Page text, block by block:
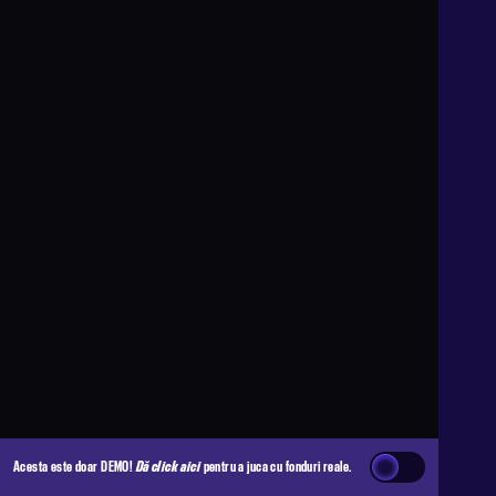
Acesta este doar DEMO!Dă click aicipentru a juca cu fonduri reale.